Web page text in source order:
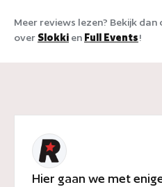
Meer reviews lezen? Bekijk
over Slokki en Full Events!
Hier gaan we met